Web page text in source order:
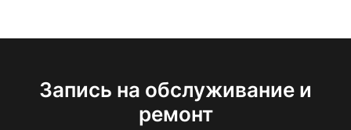
Запись на обслуживание и
ремонт